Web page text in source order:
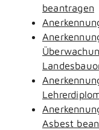
beantragen
Asbest